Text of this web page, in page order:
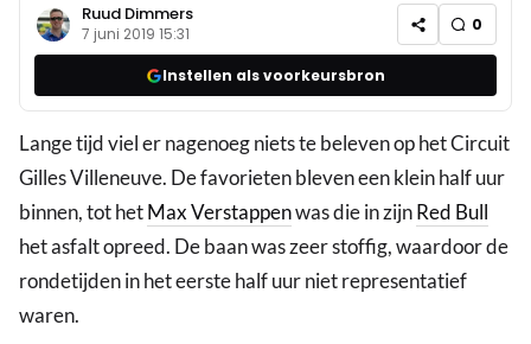
Ruud Dimmers
7 juni 2019 15:31 0
Instellen als voorkeursbron
Lange tijd viel er nagenoeg niets te beleven op het Circuit
Gilles Villeneuve. De favorieten bleven een klein half uur
binnen, tot hetMax Verstappenwas die in zijnRed Bull
het asfalt opreed. De baan was zeer stoffig, waardoor de
rondetijden in het eerste half uur niet representatief
waren.